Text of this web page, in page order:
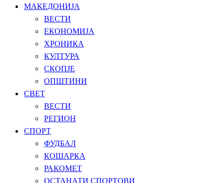
МАКЕДОНИЈА
ВЕСТИ
ЕКОНОМИЈА
ХРОНИКА
КУЛТУРА
СКОПЈЕ
ОПШТИНИ
СВЕТ
ВЕСТИ
РЕГИОН
СПОРТ
ФУДБАЛ
КОШАРКА
РАКОМЕТ